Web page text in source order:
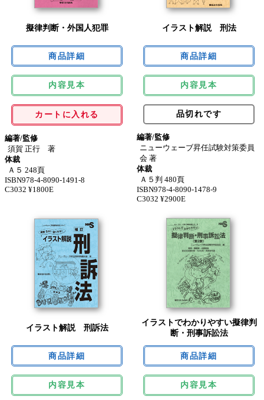
擬律判断・外国人犯罪
内容見本
カートに入れる
編著/監修
須賀 正行 著
体裁
Ａ５ 248頁
ISBN978-4-8090-1491-8
C3032 ¥1800E
イラスト解説 刑法
内容見本
品切れです
編著/監修
ニューウェーブ昇任試験対策委員
会 著
体裁
Ａ５判 480頁
ISBN978-4-8090-1478-9
C3032 ¥2900E
イラスト解説 刑訴法
内容見本
イラストでわかりやすい擬律判
断・刑事訴訟法
内容見本